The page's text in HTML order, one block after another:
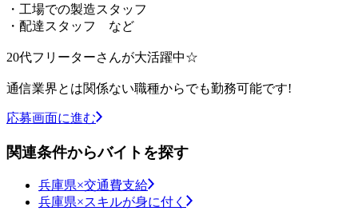
・工場での製造スタッフ
・配達スタッフ など
20代フリーターさんが大活躍中☆
通信業界とは関係ない職種からでも勤務可能です!
応募画面に進む
関連条件からバイトを探す
兵庫県×交通費支給
兵庫県×スキルが身に付く